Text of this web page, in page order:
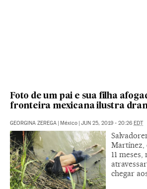
Foto de um pai e sua filha
fronteira mexicana ilustra
GEORGINA ZEREGA | México | JUN 25, 2019 - 20:26 EDT
Martínez,
11
chegar